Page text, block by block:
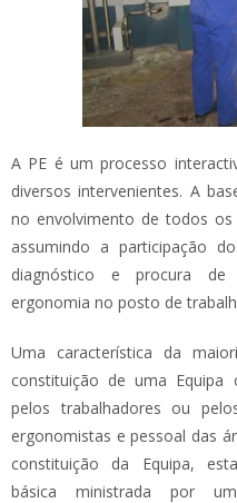
A PE é um processo
diversos intervenientes. A
no envolvimento de todos
assumindo a participação
diagnóstico e procura de
ergonomia no posto de
Uma característica da
constituição de uma Equipa
pelos trabalhadores ou
ergonomistas e pessoal das
constituição da Equipa,
básica ministrada por